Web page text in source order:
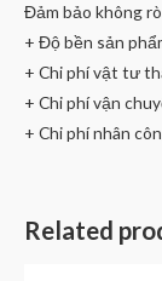
Đảm bảo không
+ Độ bền sản
+ Chi phí vật tư
+ Chi phí vận
+ Chi phí nhân
Related